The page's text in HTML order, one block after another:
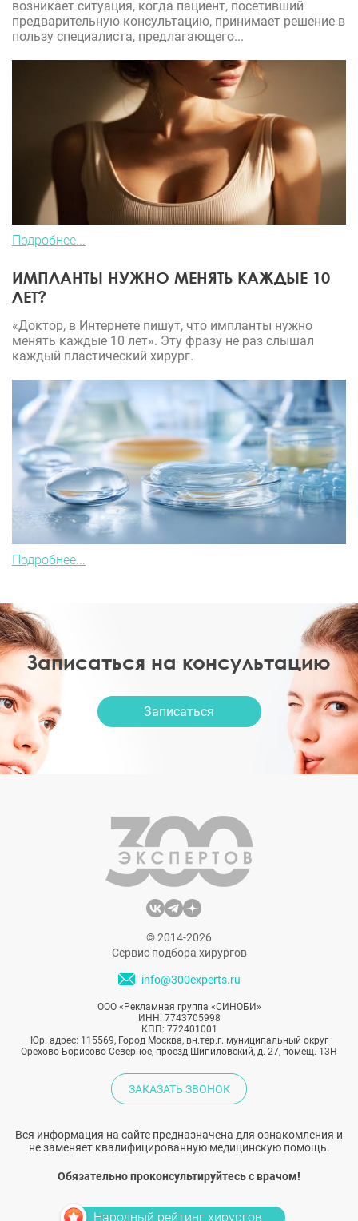
возникает ситуация, когда пациент, посетивший
предварительную консультацию, принимает решение в
пользу специалиста, предлагающего...
Подробнее...
ИМПЛАНТЫ НУЖНО МЕНЯТЬ КАЖДЫЕ 10
ЛЕТ?
«Доктор, в Интернете пишут, что импланты нужно
менять каждые 10 лет». Эту фразу не раз слышал
каждый пластический хирург.
Подробнее...
Записаться на консультацию
Записаться
© 2014-2026
Сервис подбора хирургов
info@300experts.ru
ООО «Рекламная группа «СИНОБИ»
ИНН: 7743705998
КПП: 772401001
Юр. адрес: 115569, Город Москва, вн.тер.г. муниципальный округ
Орехово-Борисово Северное, проезд Шипиловский, д. 27, помещ. 13Н
ЗАКАЗАТЬ ЗВОНОК
Вся информация на сайте предназначена для ознакомления и
не заменяет квалифицированную медицинскую помощь.
Обязательно проконсультируйтесь с врачом!
Народный рейтинг хирургов